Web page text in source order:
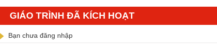
GIÁO TRÌNH ĐÃ KÍCH HOẠT
Bạn chưa đăng nhập